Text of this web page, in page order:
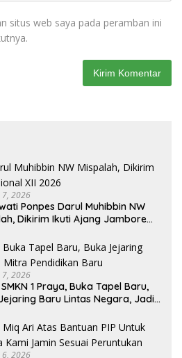
situs web saya pada peramban ini
7, 2026
Ponpes Darul Muhibbin NW
Dikirim Ikuti Ajang Jambore
7, 2026
1 Praya, Buka Tapel Baru,
Baru Lintas Negara, Jadi
6, 2026